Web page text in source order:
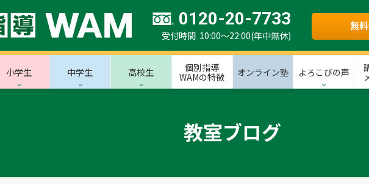
0120-20-7733
受付時間 10:00～22:00(年中無休)
無
小学生 中学生 高校生
個別指導
WAMの特徴
オンライン塾 よろこびの声
教室ブログ